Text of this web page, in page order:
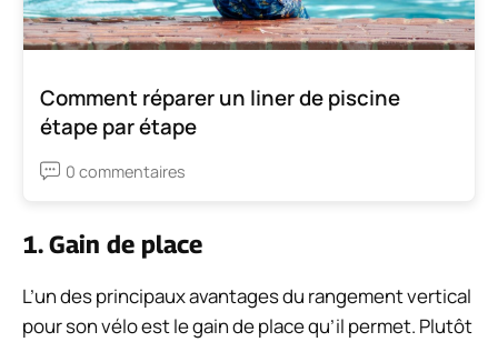
Comment réparer un liner de piscine
étape par étape
0 commentaires
1. Gain de place
L’un des principaux avantages du rangement vertical
pour son vélo est le gain de place qu’il permet. Plutôt